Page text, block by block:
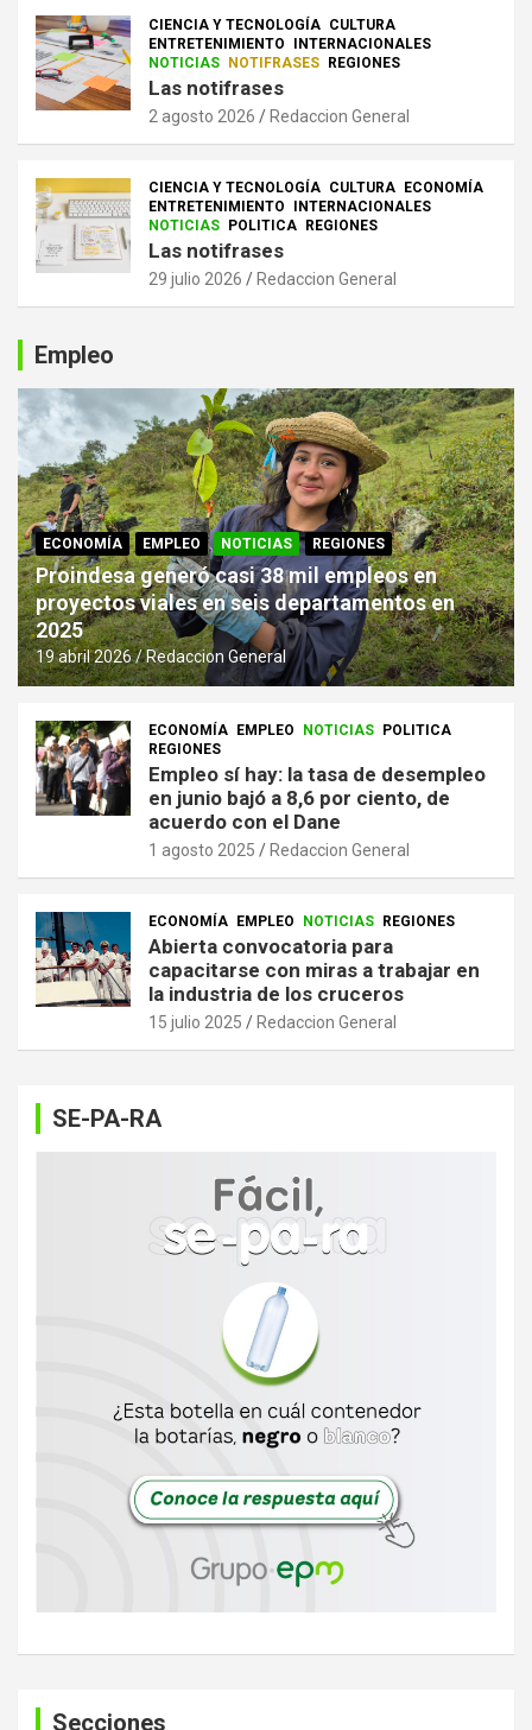
CIENCIA Y TECNOLOGÍA CULTURA
ENTRETENIMIENTO
INTERNACIONALES
NOTICIAS NOTIFRASES REGIONES
Las notifrases
2 agosto 2026 Redaccion General
CIENCIA Y TECNOLOGÍA CULTURA ECONOMÍA
ENTRETENIMIENTO
INTERNACIONALES
NOTICIAS POLITICA REGIONES
Las notifrases
29 julio 2026 Redaccion General
Empleo
ECONOMÍA EMPLEO NOTICIAS REGIONES
Proindesa generó casi 38 mil empleos en
proyectos viales en seis departamentos en
2025
19 abril 2026 Redaccion General
ECONOMÍA EMPLEO NOTICIAS POLITICA
REGIONES
Empleo sí hay: la tasa de desempleo
en junio bajó a 8,6 por ciento, de
acuerdo con el Dane
1 agosto 2025 Redaccion General
ECONOMÍA EMPLEO NOTICIAS REGIONES
Abierta convocatoria para
capacitarse con miras a trabajar en
la industria de los cruceros
15 julio 2025 Redaccion General
SE-PA-RA
Secciones